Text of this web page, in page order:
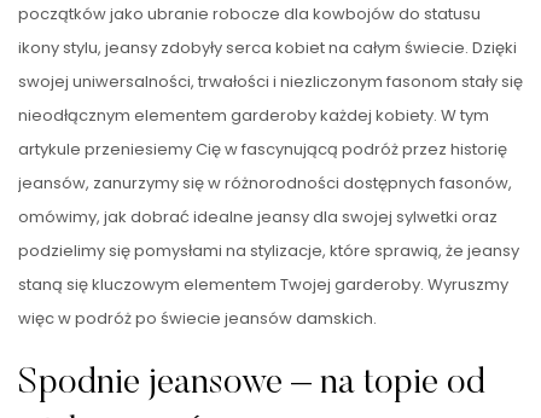
początków jako ubranie robocze dla kowbojów do statusu
ikony stylu, jeansy zdobyły serca kobiet na całym świecie. Dzięki
swojej uniwersalności, trwałości i niezliczonym fasonom stały się
nieodłącznym elementem garderoby każdej kobiety. W tym
artykule przeniesiemy Cię w fascynującą podróż przez historię
jeansów, zanurzymy się w różnorodności dostępnych fasonów,
omówimy, jak dobrać idealne jeansy dla swojej sylwetki oraz
podzielimy się pomysłami na stylizacje, które sprawią, że jeansy
staną się kluczowym elementem Twojej garderoby. Wyruszmy
więc w podróż po świecie jeansów damskich.
Spodnie jeansowe – na topie od